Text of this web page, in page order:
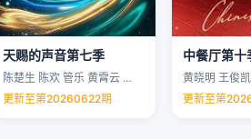
天赐的声音第七季
陈楚生 陈欢 管乐 黄霄云 …
更新至第20260622期
中餐厅第十
黄晓明 王俊
更新至第